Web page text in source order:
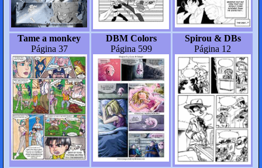
Tame a monkey
Página 37
DBM Colors
Página 599
Spirou & DBs
Página 12